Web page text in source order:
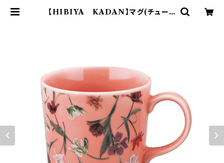
【HIBIYA KADAN】マグ(チューリ